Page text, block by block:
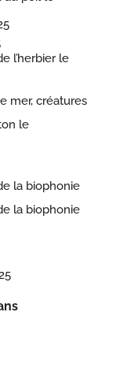
l’herbier le
mer, créatures
le
la biophonie
la biophonie